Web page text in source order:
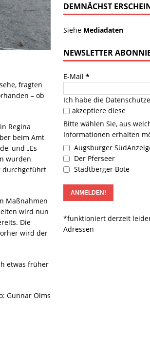
fragten
– ob
Regina
beim Amt
und „Es
wurden
durchgeführt
Maßnahmen
wird nun
Die
wird der
etwas früher
Gunnar Olms
DEMNÄCHST
Siehe Mediadaten
NEWSLETTER
E-Mail *
Ich habe die
akzeptiere diese
Bitte wählen Sie, aus
Informationen erhalten
Augsburger
Der Pferseer
Stadtberger Bote
*funktioniert derzeit
Adressen